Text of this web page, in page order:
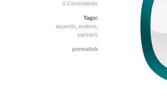
0 Comentarios
Tags:
acuerdo, endeos
partners
permalink